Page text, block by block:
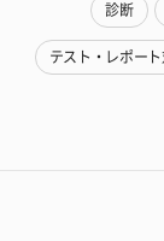
診断
テスト・レポー